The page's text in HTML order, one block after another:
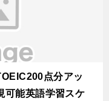
点分アッ
可能英語学習スケ